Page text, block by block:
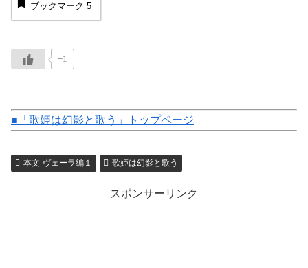
ブックマーク 5
+1
■「歌姫は幻影と歌う」トップページ
本文-ヴェーラ編１ 歌姫は幻影と歌う
スポンサーリンク